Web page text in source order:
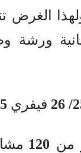
الغرض
ورشة
فيفري
من 120